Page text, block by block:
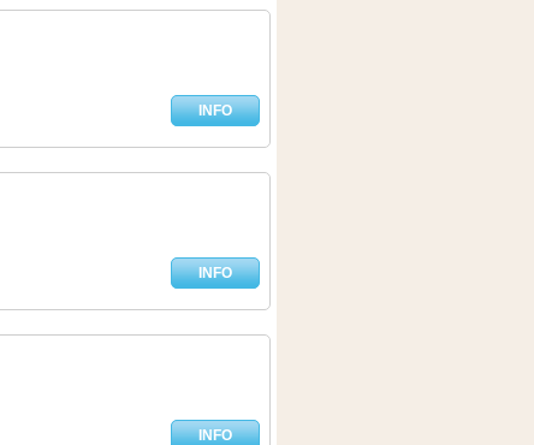
INFO
INFO
INFO